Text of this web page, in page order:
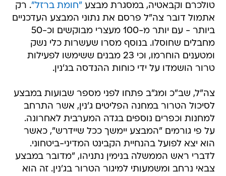
טולכרם וקבאטיה, במסגרת מבצע "חומת ברזל". רק
אתמול דובר צה"ל פרסם את נתוני המבצע העדכניים
ביותר - עם יותר מ-100 מעצרי מבוקשים וכ-50
מחבלים שחוסלו. בנוסף מסרו שעשרות כלי נשק
ומטענים הוחרמו, וכי 23 מבנים ששימשו לפעילות
טרור הושמדו על ידי כוחות ההנדסה בג'נין.
צה"ל, שב"כ ומג"ב פתחו לפני מספר שבועות במבצע
לסיכול הטרור במחנה הפליטים ג'נין, אשר התרחב
למחנות וכפרים נוספים בגדה המערבית לאחרונה.
על פי גורמים "המבצע יימשך ככל שיידרש", כאשר
הוא יצא לפועל בהנחיית הקבינט המדיני-ביטחוני.
לדברי ראש הממשלה בנימין נתניהו, "מדובר במבצע
צבאי נרחב ומשמעותי למיגור הטרור בג'נין. זה הוא